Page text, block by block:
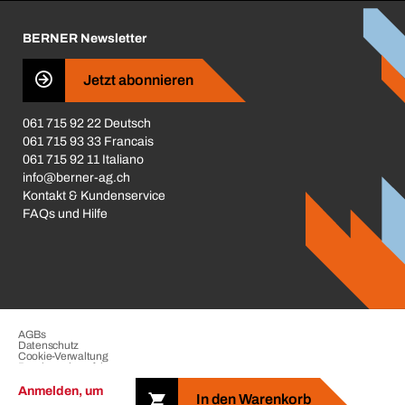
Anmelden, um
In den Warenkorb
Business Conduct
BERNER Newsletter
Jetzt abonnieren
061 715 92 22 Deutsch
061 715 93 33 Francais
061 715 92 11 Italiano
info@berner-ag.ch
Kontakt & Kundenservice
FAQs und Hilfe
AGBs
Datenschutz
Cookie-Verwaltung
Beschwerdeverfahren